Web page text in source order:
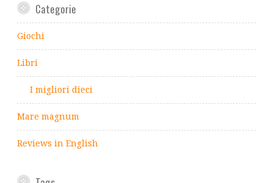
Categorie
Giochi
Libri
I migliori dieci
Mare magnum
Reviews in English